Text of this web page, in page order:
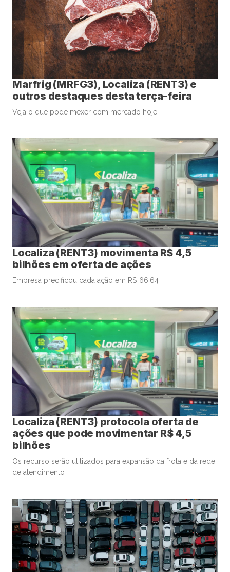
Marfrig (MRFG3), Localiza (RENT3) e
outros destaques desta terça-feira
Veja o que pode mexer com mercado hoje
Localiza (RENT3) movimenta R$ 4,5
bilhões em oferta de ações
Empresa precificou cada ação em R$ 66,64
Localiza (RENT3) protocola oferta de
ações que pode movimentar R$ 4,5
bilhões
Os recurso serão utilizados para expansão da frota e da rede
de atendimento